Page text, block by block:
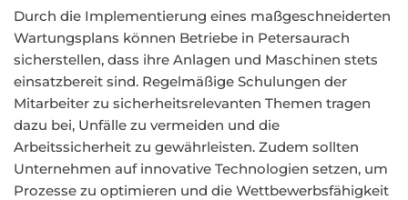
Durch die Implementierung eines maßgeschneiderten
Wartungsplans können Betriebe in Petersaurach
sicherstellen, dass ihre Anlagen und Maschinen stets
einsatzbereit sind. Regelmäßige Schulungen der
Mitarbeiter zu sicherheitsrelevanten Themen tragen
dazu bei, Unfälle zu vermeiden und die
Arbeitssicherheit zu gewährleisten. Zudem sollten
Unternehmen auf innovative Technologien setzen, um
Prozesse zu optimieren und die Wettbewerbsfähigkeit